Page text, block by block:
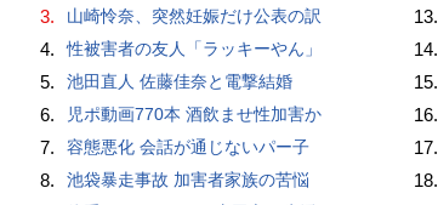
3. 山崎怜奈、突然妊娠だけ公表の訳
4. 性被害者の友人「ラッキーやん」
5. 池田直人 佐藤佳奈と電撃結婚
6. 児ポ動画770本 酒飲ませ性加害か
7. 容態悪化 会話が通じないパー子
8. 池袋暴走事故 加害者家族の苦悩
13.
14.
15.
16.
17.
18.